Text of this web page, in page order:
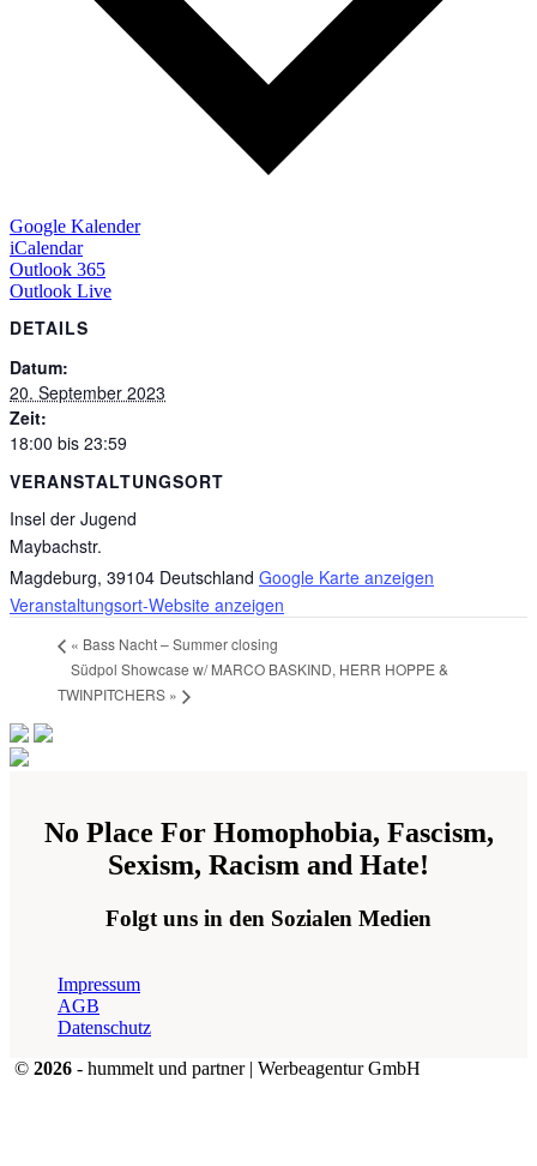
Google Kalender
iCalendar
Outlook 365
Outlook Live
DETAILS
Datum:
20. September 2023
Zeit:
18:00 bis 23:59
VERANSTALTUNGSORT
Insel der Jugend
Maybachstr.
Magdeburg, 39104 Deutschland Google Karte anzeigen
Veranstaltungsort-Website anzeigen
« Bass Nacht – Summer closing
Südpol Showcase w/ MARCO BASKIND, HERR HOPPE &
TWINPITCHERS »
No Place For Homophobia, Fascism,
Sexism, Racism and Hate!
Folgt uns in den Sozialen Medien
Impressum
AGB
Datenschutz
© 2026 - hummelt und partner | Werbeagentur GmbH